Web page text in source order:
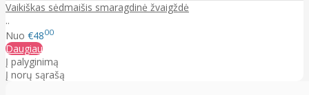
Vaikiškas sėdmaišis smaragdinė žvaigždė
..
Nuo €4800
Daugiau
Į palyginimą
Į norų sąrašą